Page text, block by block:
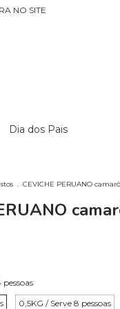
NO SITE
Dia dos Pais
. CEVICHE PERUANO
0,5KG / Serve 8 pessoas